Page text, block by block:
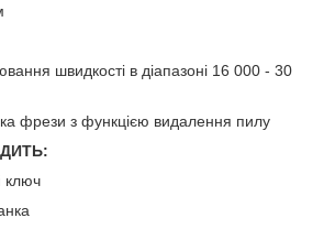
швидкості в діапазоні 16 000 - 30
фрези з функцією видалення пилу
ключ